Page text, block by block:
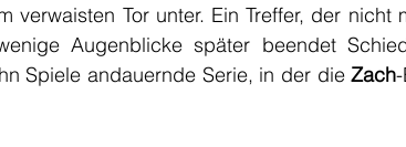
verwaisten Tor unter. Ein Treffer, der nicht
Spiele andauernde Serie, in der die Zach